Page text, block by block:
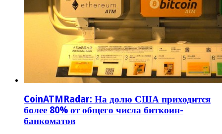
CoinATMRadar: На долю США приходится
более 80% от общего числа биткоин-
банкоматов